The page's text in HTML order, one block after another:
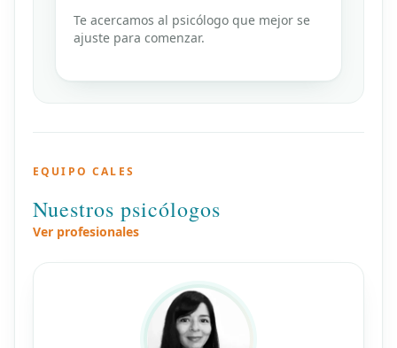
Te acercamos al psicólogo que mejor se
ajuste para comenzar.
EQUIPO CALES
Nuestros psicólogos
Ver profesionales